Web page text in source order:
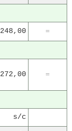
248,00 =
272,00 =
s/c